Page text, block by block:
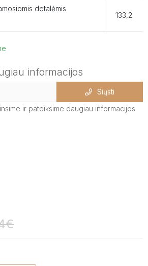
detalėmis
133,2
informacijos
Siųsti
ir pateiksime daugiau informacijos